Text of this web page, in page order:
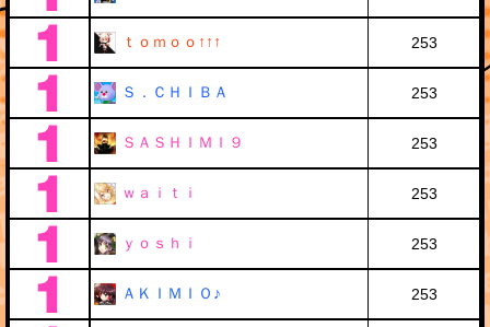
ｔｏｍｏｏ↑↑↑ 253
Ｓ．ＣＨＩＢＡ 253
ＳＡＳＨＩＭＩ９ 253
ｗａｉｔｉ 253
ｙｏｓｈｉ 253
ＡＫＩＭＩＯ♪ 253